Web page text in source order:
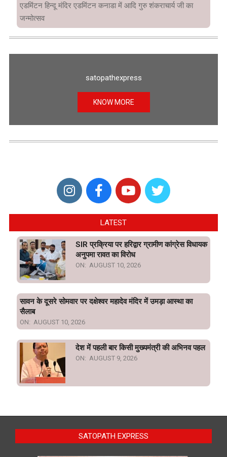
एडमिंटन हिन्दू मंदिर एडमिंटन कनाडा में आदि गुरु शंकराचार्य जी का
जन्मोत्सव
satopathexpress
KNOW MORE
LATEST
SIR प्रक्रिया पर हरिद्वार ग्रामीण कांग्रेस विधायक
अनुपमा रावत का विरोध
ON: AUGUST 10, 2026
सावन के दूसरे सोमवार पर दक्षेश्वर महादेव मंदिर में उमड़ा आस्था का
सैलाब
ON: AUGUST 10, 2026
देश में पहली बार किसी मुख्यमंत्री की अभिनव पहल
ON: AUGUST 9, 2026
SATOPATH EXPRESS